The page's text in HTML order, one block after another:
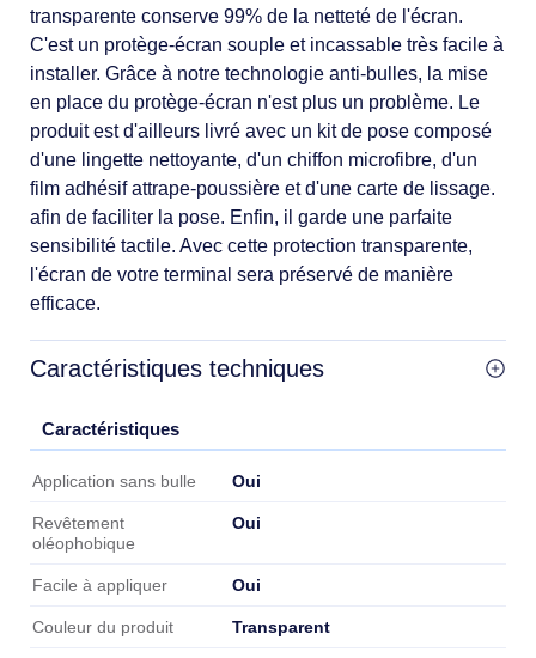
transparente conserve 99% de la netteté de l'écran.
C'est un protège-écran souple et incassable très facile à
installer. Grâce à notre technologie anti-bulles, la mise
en place du protège-écran n'est plus un problème. Le
produit est d'ailleurs livré avec un kit de pose composé
d'une lingette nettoyante, d'un chiffon microfibre, d'un
film adhésif attrape-poussière et d'une carte de lissage.
afin de faciliter la pose. Enfin, il garde une parfaite
sensibilité tactile. Avec cette protection transparente,
l'écran de votre terminal sera préservé de manière
efficace.
Caractéristiques techniques
Caractéristiques
Caractéristiques
Application sans bulle Oui
Revêtement
oléophobique
Oui
Facile à appliquer Oui
Couleur du produit Transparent